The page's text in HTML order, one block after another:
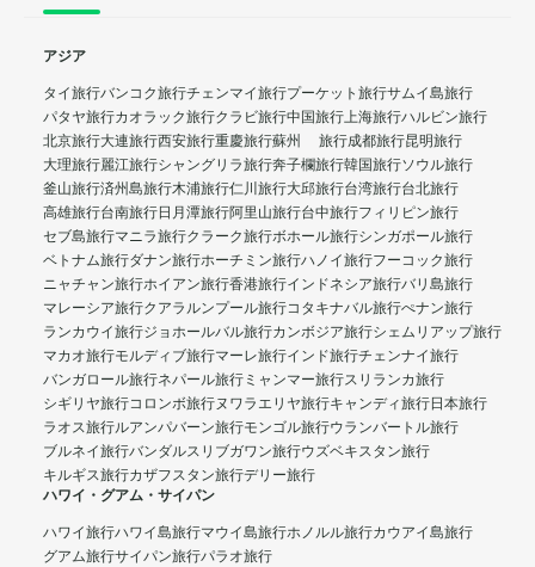
アジア
タイ旅行バンコク旅行チェンマイ旅行プーケット旅行サムイ島旅行
パタヤ旅行カオラック旅行クラビ旅行中国旅行上海旅行ハルビン旅行
北京旅行大連旅行西安旅行重慶旅行蘇州 旅行成都旅行昆明旅行
大理旅行麗江旅行シャングリラ旅行奔子欄旅行韓国旅行ソウル旅行
釜山旅行済州島旅行木浦旅行仁川旅行大邱旅行台湾旅行台北旅行
高雄旅行台南旅行日月潭旅行阿里山旅行台中旅行フィリピン旅行
セブ島旅行マニラ旅行クラーク旅行ボホール旅行シンガポール旅行
ベトナム旅行ダナン旅行ホーチミン旅行ハノイ旅行フーコック旅行
ニャチャン旅行ホイアン旅行香港旅行インドネシア旅行バリ島旅行
マレーシア旅行クアラルンプール旅行コタキナバル旅行ぺナン旅行
ランカウイ旅行ジョホールバル旅行カンボジア旅行シェムリアップ旅行
マカオ旅行モルディブ旅行マーレ旅行インド旅行チェンナイ旅行
バンガロール旅行ネパール旅行 ミャンマー旅行スリランカ旅行
シギリヤ旅行コロンボ旅行ヌワラエリヤ旅行キャンディ旅行日本旅行
ラオス旅行ルアンパバーン旅行モンゴル旅行ウランバートル旅行
ブルネイ旅行バンダルスリブガワン旅行ウズベキスタン旅行
キルギス旅行カザフスタン旅行デリー旅行
ハワイ・グアム・サイパン
ハワイ旅行ハワイ島旅行マウイ島旅行ホノルル旅行カウアイ島旅行
グアム旅行サイパン旅行パラオ旅行